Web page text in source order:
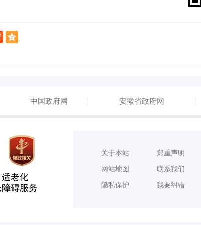
中国政府网 安徽省政府网
关于本站
郑重声明
网站地图
联系我们
隐私保护
我要纠错